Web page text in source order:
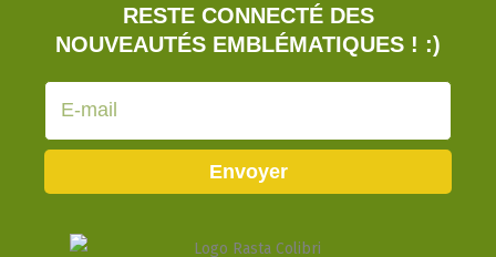
RESTE CONNECTÉ DES
NOUVEAUTÉS EMBLÉMATIQUES ! :)
Envoyer